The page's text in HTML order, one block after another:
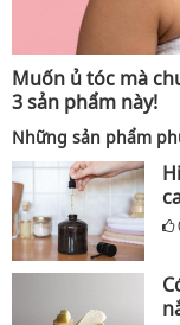
Muốn ủ tóc mà
3 sản phẩm này!
Những sản phẩm